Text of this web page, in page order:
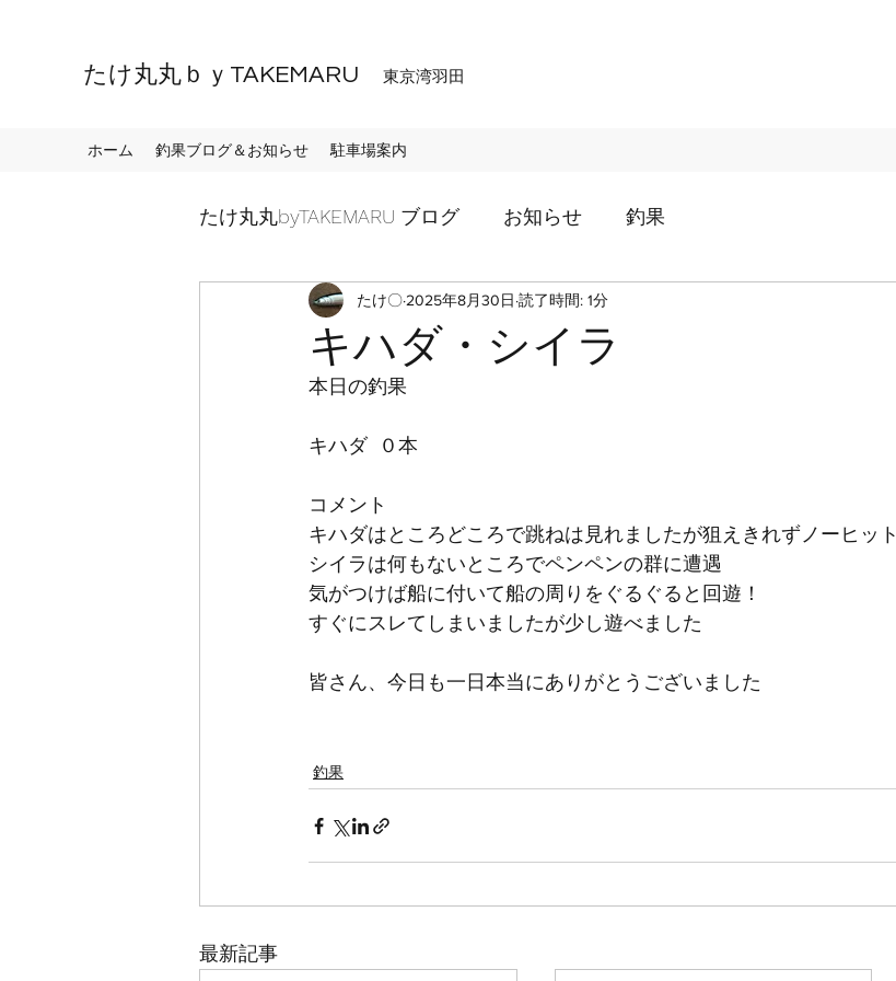
たけ丸丸ｂｙTAKEMARU 東京湾羽田
ホーム 釣果ブログ＆お知らせ 駐車場案内
たけ丸丸byTAKEMARU ブログ お知らせ 釣果
キハダ・シイラ
たけ〇 2025年8月30日 読了時間: 1分
本日の釣果
キハダ  ０本
コメント
キハダはところどころで跳ねは見れましたが狙えきれずノーヒット
シイラは何もないところでペンペンの群に遭遇
気がつけば船に付いて船の周りをぐるぐると回遊！
すぐにスレてしまいましたが少し遊べました
皆さん、今日も一日本当にありがとうございました
釣果
最新記事